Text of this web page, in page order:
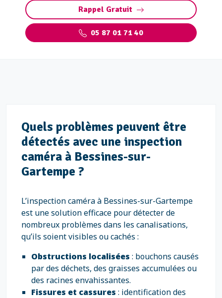
Rappel Gratuit
05 87 01 71 40
Quels problèmes peuvent être
détectés avec une inspection
caméra à Bessines-sur-
Gartempe ?
L’inspection caméra à Bessines-sur-Gartempe
est une solution efficace pour détecter de
nombreux problèmes dans les canalisations,
qu’ils soient visibles ou cachés :
Obstructions localisées : bouchons causés
par des déchets, des graisses accumulées ou
des racines envahissantes.
Fissures et cassures : identification des